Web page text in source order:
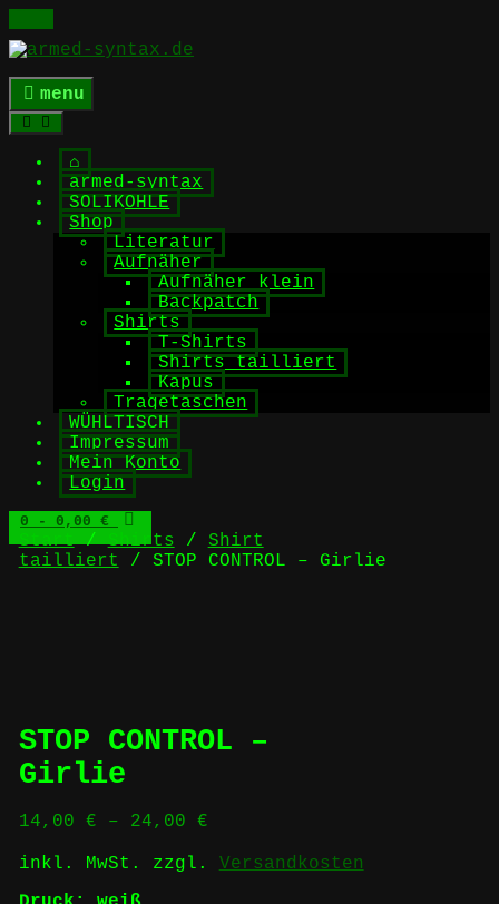
Skip
to
content
menu
⌂
armed-syntax
SOLIKOHLE
Shop
Literatur
Aufnäher
Aufnäher klein
Backpatch
Shirts
T-Shirts
Shirts tailliert
Kapus
Tragetaschen
WÜHLTISCH
Impressum
Mein Konto
Login
0 - 0,00 €
Start/Shirts / Shirt
tailliert / STOP CONTROL – Girlie
STOP CONTROL –
Girlie
14,00 € – 24,00 €
inkl. MwSt. zzgl. Versandkosten